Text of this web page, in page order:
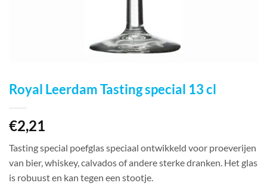
Royal Leerdam Tasting special 13 cl
€2,21
Tasting special poefglas speciaal ontwikkeld voor proeverijen
van bier, whiskey, calvados of andere sterke dranken. Het glas
is robuust en kan tegen een stootje.